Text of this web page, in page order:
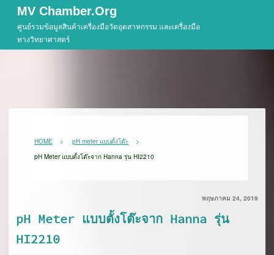
content
MV Chamber.org
ศูนย์รวมข้อมูลสินค้าเครื่องมือวัดอุตสาหกรรม และเครื่องมือ
ทางวิทยาศาสตร์
HOME
pH meter แบบตั้งโต๊ะ
pH Meter แบบตั้งโต๊ะจาก Hanna รุ่น HI2210
พฤษภาคม 24, 2019
pH Meter แบบตั้งโต๊ะจาก Hanna รุ่น
HI2210